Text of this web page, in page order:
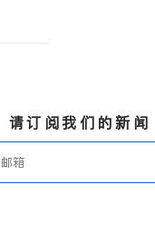
请订阅我们的新闻